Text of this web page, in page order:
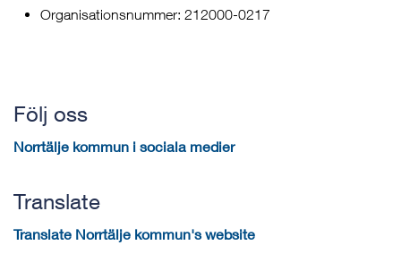
Organisationsnummer: 212000-0217
Följ oss
Norrtälje kommun i sociala medier
Translate
Translate Norrtälje kommun's website